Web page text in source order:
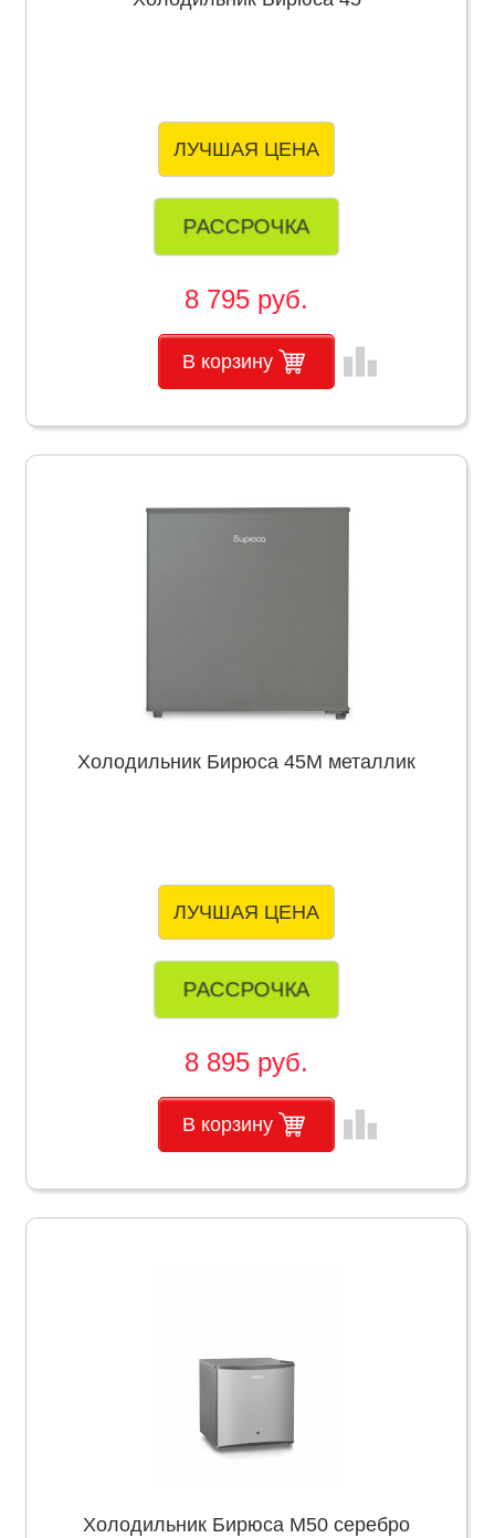
ЛУЧШАЯ ЦЕНА
РАССРОЧКА
8 795 руб.
В корзину leaderboard
Холодильник Бирюса 45M металлик
ЛУЧШАЯ ЦЕНА
РАССРОЧКА
8 895 руб.
В корзину leaderboard
Холодильник Бирюса М50 серебро